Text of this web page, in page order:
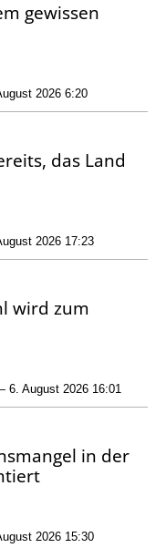
gewissen
2026 6:20
das Land
2026 17:23
wird zum
6. August 2026 16:01
in der
2026 15:30